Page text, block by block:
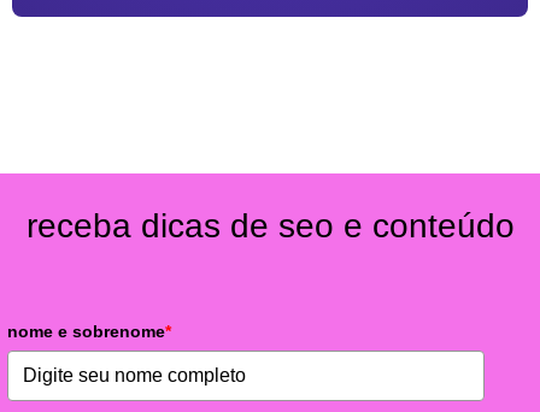
receba dicas de seo e conteúdo
nome e sobrenome*